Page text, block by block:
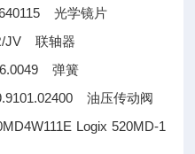
光学镜片
JV联轴器
弹簧
油压传动阀
Logix 520MD-1